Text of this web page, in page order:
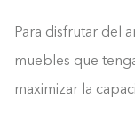
Para disfrutar del
muebles que
maximizar la